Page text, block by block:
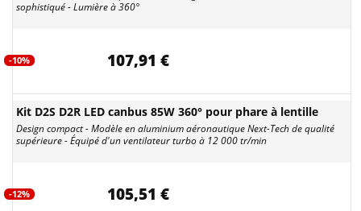
sophistiqué - Lumière à 360°
-10% 107,91 €
Kit D2S D2R LED canbus 85W 360° pour phare à lentille
Design compact - Modèle en aluminium aéronautique Next-Tech de qualité
supérieure - Équipé d'un ventilateur turbo à 12 000 tr/min
-12% 105,51 €